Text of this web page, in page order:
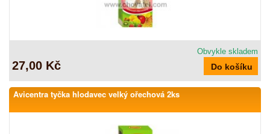
Obvykle skladem
27,00 Kč
Avicentra tyčka hlodavec velký ořechová 2ks